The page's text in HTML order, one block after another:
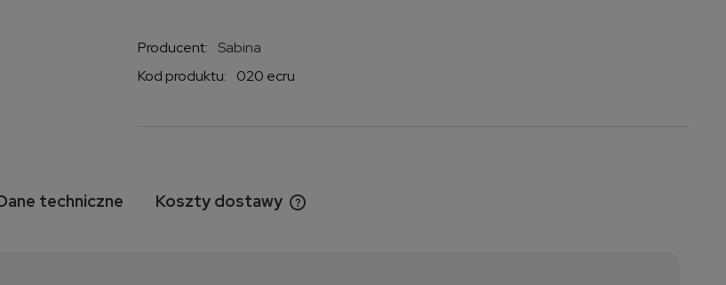
Producent:
Sabina
Kod produktu:
020 ecru
techniczne Koszty dostawy